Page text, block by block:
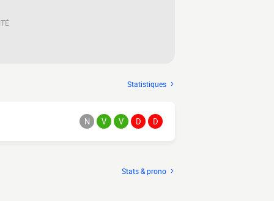
Statistiques
N V V D D
Stats & prono